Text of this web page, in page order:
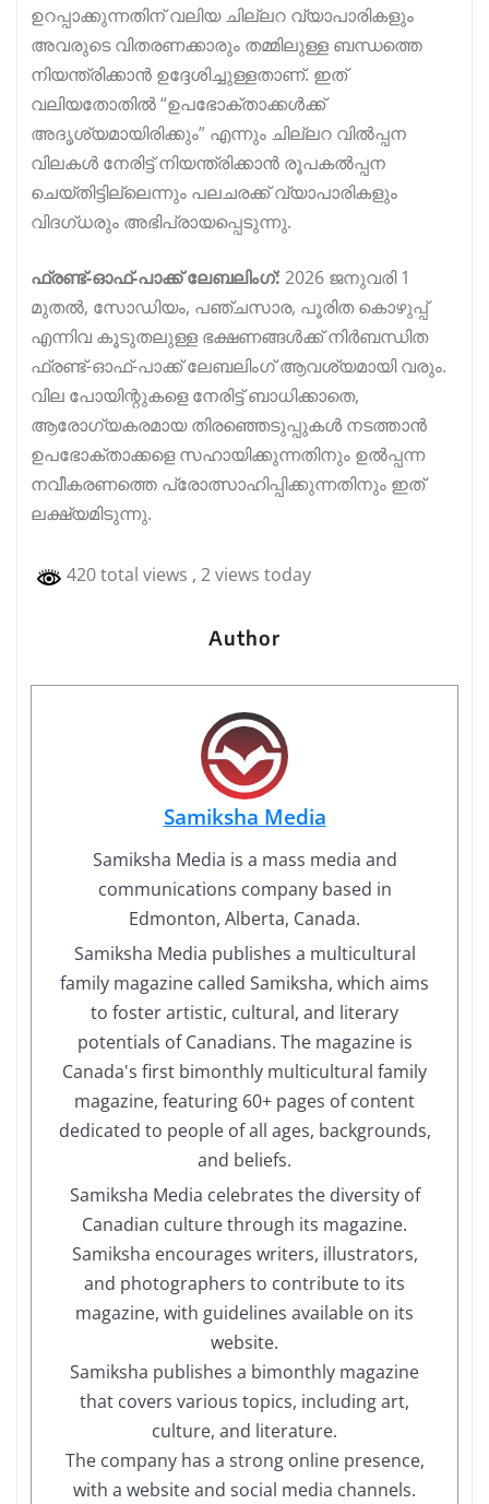
ഉറപ്പാക്കുന്നതിന് വലിയ ചില്ലറ വ്യാപാരികളും
അവരുടെ വിതരണക്കാരും തമ്മിലുള്ള ബന്ധത്തെ
നിയന്ത്രിക്കാൻ ഉദ്ദേശിച്ചുള്ളതാണ്. ഇത്
വലിയതോതിൽ “ഉപഭോക്താക്കൾക്ക്
അദൃശ്യമായിരിക്കും” എന്നും ചില്ലറ വിൽപ്പന
വിലകൾ നേരിട്ട് നിയന്ത്രിക്കാൻ രൂപകൽപ്പന
ചെയ്തിട്ടില്ലെന്നും പലചരക്ക് വ്യാപാരികളും
വിദഗ്ധരും അഭിപ്രായപ്പെടുന്നു.
ഫ്രണ്ട്-ഓഫ്-പാക്ക് ലേബലിംഗ്: 2026 ജനുവരി 1
മുതൽ, സോഡിയം, പഞ്ചസാര, പൂരിത കൊഴുപ്പ്
എന്നിവ കൂടുതലുള്ള ഭക്ഷണങ്ങൾക്ക് നിർബന്ധിത
ഫ്രണ്ട്-ഓഫ്-പാക്ക് ലേബലിംഗ് ആവശ്യമായി വരും.
വില പോയിന്റുകളെ നേരിട്ട് ബാധിക്കാതെ,
ആരോഗ്യകരമായ തിരഞ്ഞെടുപ്പുകൾ നടത്താൻ
ഉപഭോക്താക്കളെ സഹായിക്കുന്നതിനും ഉൽപ്പന്ന
നവീകരണത്തെ പ്രോത്സാഹിപ്പിക്കുന്നതിനും ഇത്
ലക്ഷ്യമിടുന്നു.
420 total views , 2 views today
Author
Samiksha Media
Samiksha Media is a mass media and
communications company based in
Edmonton, Alberta, Canada.
Samiksha Media publishes a multicultural
family magazine called Samiksha, which aims
to foster artistic, cultural, and literary
potentials of Canadians. The magazine is
Canada's first bimonthly multicultural family
magazine, featuring 60+ pages of content
dedicated to people of all ages, backgrounds,
and beliefs.
Samiksha Media celebrates the diversity of
Canadian culture through its magazine.
Samiksha encourages writers, illustrators,
and photographers to contribute to its
magazine, with guidelines available on its
website.
Samiksha publishes a bimonthly magazine
that covers various topics, including art,
culture, and literature.
The company has a strong online presence,
with a website and social media channels.